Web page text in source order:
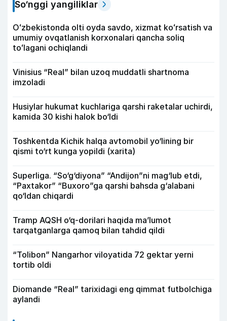
So‘nggi yangiliklar
Oʻzbekistonda olti oyda savdo, xizmat koʻrsatish va
umumiy ovqatlanish korxonalari qancha soliq
toʻlagani ochiqlandi
Vinisius “Real” bilan uzoq muddatli shartnoma
imzoladi
Husiylar hukumat kuchlariga qarshi raketalar uchirdi,
kamida 30 kishi halok bo‘ldi
Toshkentda Kichik halqa avtomobil yo‘lining bir
qismi to‘rt kunga yopildi (xarita)
Superliga. “So‘g‘diyona” “Andijon”ni mag‘lub etdi,
“Paxtakor” “Buxoro”ga qarshi bahsda g‘alabani
qo‘ldan chiqardi
Tramp AQSH o‘q-dorilari haqida ma’lumot
tarqatganlarga qamoq bilan tahdid qildi
“Tolibon” Nangarhor viloyatida 72 gektar yerni
tortib oldi
Diomande “Real” tarixidagi eng qimmat futbolchiga
aylandi